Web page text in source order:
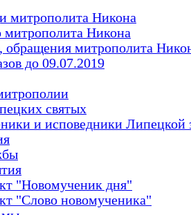
митрополита Никона
Никона
обращения митрополита
до 09.07.2019
святых
и исповедники Липецкой
"Новомученик дня"
"Слово новомученика"